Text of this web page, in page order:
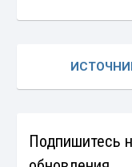
Подпишитесь